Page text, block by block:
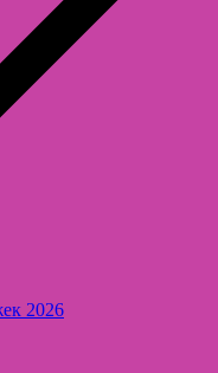
2026